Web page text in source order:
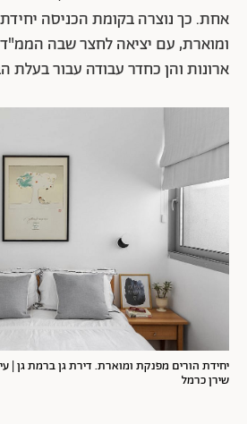
אחת. כך נוצרה בקומת הכניסה
ומוארת, עם יציאה לחצר שבה
ארונות והן כחדר עבודה עבור בעלת
יחידת הורים מפנקת ומוארת. דירת גן ברמת גן |
שירן כרמל